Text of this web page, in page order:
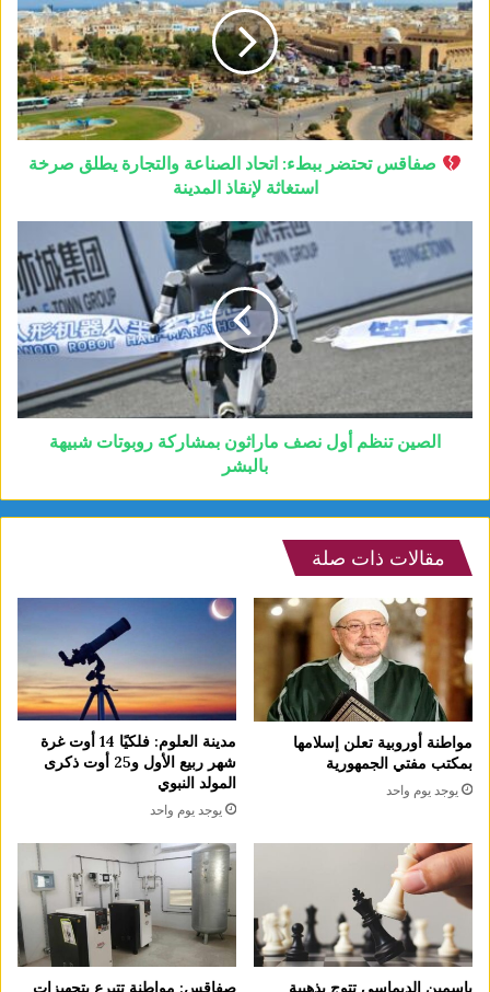
صفاقس تحتضر ببطء: اتحاد الصناعة والتجارة يطلق صرخة
استغاثة لإنقاذ المدينة
الصين تنظم أول نصف ماراثون بمشاركة روبوتات شبيهة
بالبشر
مقالات ذات صلة
مواطنة أوروبية تعلن إسلامها
بمكتب مفتي الجمهورية
يوجد يوم واحد
مدينة العلوم: فلكيًا 14 أوت غرة
شهر ربيع الأول و25 أوت ذكرى
المولد النبوي
يوجد يوم واحد
ياسمين الديماسي تتوج بذهبية صفاقس: مواطنة تتبرع بتجهيزات